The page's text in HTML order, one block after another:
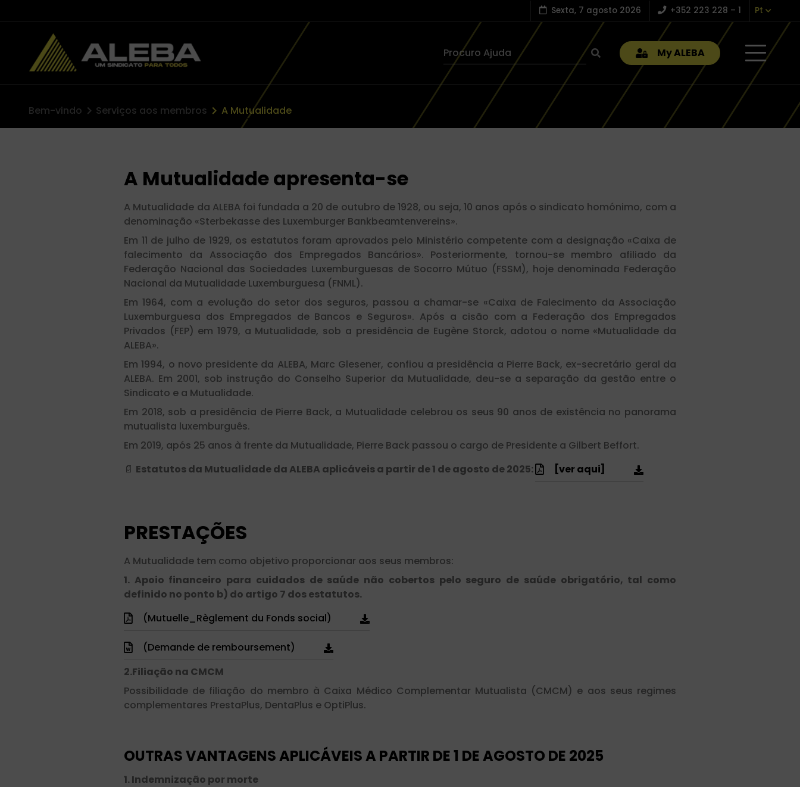
Sexta, 7 agosto 2026 +352 223 228 – 1 Pt
My ALEBA
Bem-vindo Serviços aos membros A Mutualidade
A Mutualidade apresenta-se
A Mutualidade da ALEBA foi fundada a 20 de outubro de 1928, ou seja, 10 anos após o sindicato homónimo, com a
denominação «Sterbekasse des Luxemburger Bankbeamtenvereins».
Em 11 de julho de 1929, os estatutos foram aprovados pelo Ministério competente com a designação «Caixa de
falecimento da Associação dos Empregados Bancários». Posteriormente, tornou-se membro afiliado da
Federação Nacional das Sociedades Luxemburguesas de Socorro Mútuo (FSSM), hoje denominada Federação
Nacional da Mutualidade Luxemburguesa (FNML).
Em 1964, com a evolução do setor dos seguros, passou a chamar-se «Caixa de Falecimento da Associação
Luxemburguesa dos Empregados de Bancos e Seguros». Após a cisão com a Federação dos Empregados
Privados (FEP) em 1979, a Mutualidade, sob a presidência de Eugène Storck, adotou o nome «Mutualidade da
ALEBA».
Em 1994, o novo presidente da ALEBA, Marc Glesener, confiou a presidência a Pierre Back, ex-secretário geral da
ALEBA. Em 2001, sob instrução do Conselho Superior da Mutualidade, deu-se a separação da gestão entre o
Sindicato e a Mutualidade.
Em 2018, sob a presidência de Pierre Back, a Mutualidade celebrou os seus 90 anos de existência no panorama
mutualista luxemburguês.
Em 2019, após 25 anos à frente da Mutualidade, Pierre Back passou o cargo de Presidente a Gilbert Beffort.
📄 Estatutos da Mutualidade da ALEBA aplicáveis a partir de 1 de agosto de 2025: [ver aqui]
PRESTAÇÕES
A Mutualidade tem como objetivo proporcionar aos seus membros:
1. Apoio financeiro para cuidados de saúde não cobertos pelo seguro de saúde obrigatório, tal como
definido no ponto b) do artigo 7 dos estatutos.
(Mutuelle_Règlement du Fonds social)
(Demande de remboursement)
2.Filiação na CMCM
Possibilidade de filiação do membro à Caixa Médico Complementar Mutualista (CMCM) e aos seus regimes
complementares PrestaPlus, DentaPlus e OptiPlus.
OUTRAS VANTAGENS APLICÁVEIS A PARTIR DE 1 DE AGOSTO DE 2025
1. Indemnização por morte